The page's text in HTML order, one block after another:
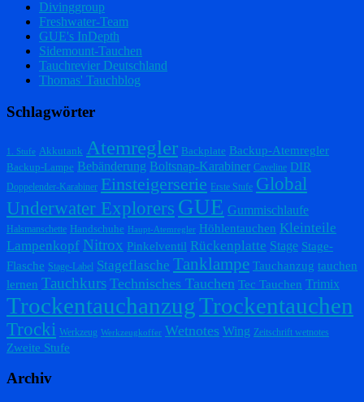
Divinggroup
Freshwater-Team
GUE's InDepth
Sidemount-Tauchen
Tauchrevier Deutschland
Thomas' Tauchblog
Schlagwörter
1. Stufe Akkutank Atemregler Backplate Backup-Atemregler
Backup-Lampe Bebänderung Boltsnap-Karabiner Caveline DIR
Doppelender-Karabiner Einsteigerserie Erste Stufe Global
Underwater Explorers GUE Gummischlaufe
Halsmanschette Handschuhe Haupt-Atemregler Höhlentauchen Kleinteile
Lampenkopf Nitrox Pinkelventil Rückenplatte Stage Stage-
Flasche Stage-Label Stageflasche Tanklampe Tauchanzug tauchen
lernen Tauchkurs Technisches Tauchen Tec Tauchen Trimix
TrockentauchanzugTrockentauchen
Trocki Werkzeug Werkzeugkoffer Wetnotes Wing Zeitschrift wetnotes
Zweite Stufe
Archiv